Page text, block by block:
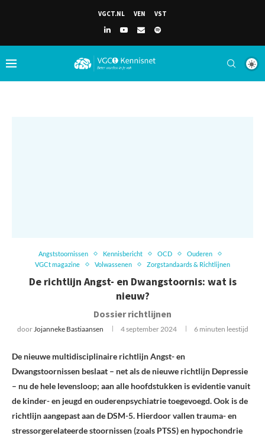
VGCT.NL VEN VST
Angststoornissen Kennisbericht OCD
Ouderen
VGCt magazine
Volwassenen Zorgstandaards & Richtlijnen
De richtlijn Angst- en Dwangstoornis: wat is
nieuw?
Dossier richtlijnen
doorJojanneke Bastiaansen 4 september 2024 6 minuten leestijd
De nieuwe multidisciplinaire richtlijn Angst- en
Dwangstoornissen beslaat – net als de nieuwe richtlijn Depressie
– nu de hele levensloop; aan alle hoofdstukken is evidentie vanuit
de kinder- en jeugd en ouderenpsychiatrie toegevoegd. Ook is de
richtlijn aangepast aan de DSM-5. Hierdoor vallen trauma- en
stressorgerelateerde stoornissen (zoals PTSS) en hypochondrie